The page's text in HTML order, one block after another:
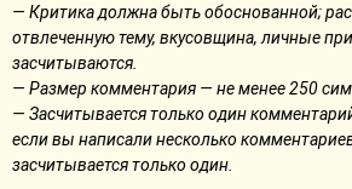
— Критика должна быть обоснованной;
отвлеченную тему, вкусовщина, личные
засчитываются.
— Размер комментария — не менее 250
— Засчитывается только один
если вы написали несколько
засчитывается только один.